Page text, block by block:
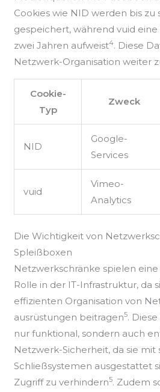
Cookies wie NID werden bis zu
gespeichert, während vuid
zwei Jahren aufweist4. Diese
Netzwerk-Organisation weiter
Cookie-
Typ
Zweck
NID
Google-
Services
vuid
Vimeo-
Analytics
Die Wichtigkeit von
Spleißboxen
Netzwerkschränke spielen
Rolle in der IT-Infrastruktur, da
effizienten Organisation von
ausrüstungen beitragen5.
nur funktional, sondern auch
Netzwerk-Sicherheit, da sie mit
Schließsystemen ausgestattet
Zugriff zu verhindern5. Zudem